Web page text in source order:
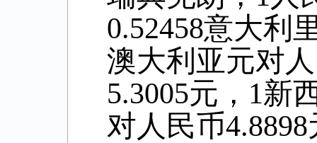
0.52458意大利
澳大利亚元对
5.3005元，1新
对人民币4.8898